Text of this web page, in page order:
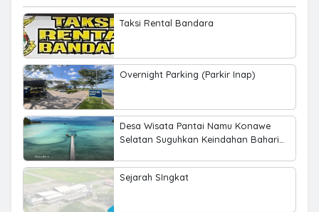
Taksi Rental Bandara
Overnight Parking (Parkir Inap)
Desa Wisata Pantai Namu Konawe
Selatan Suguhkan Keindahan Bahari
Sejarah SIngkat